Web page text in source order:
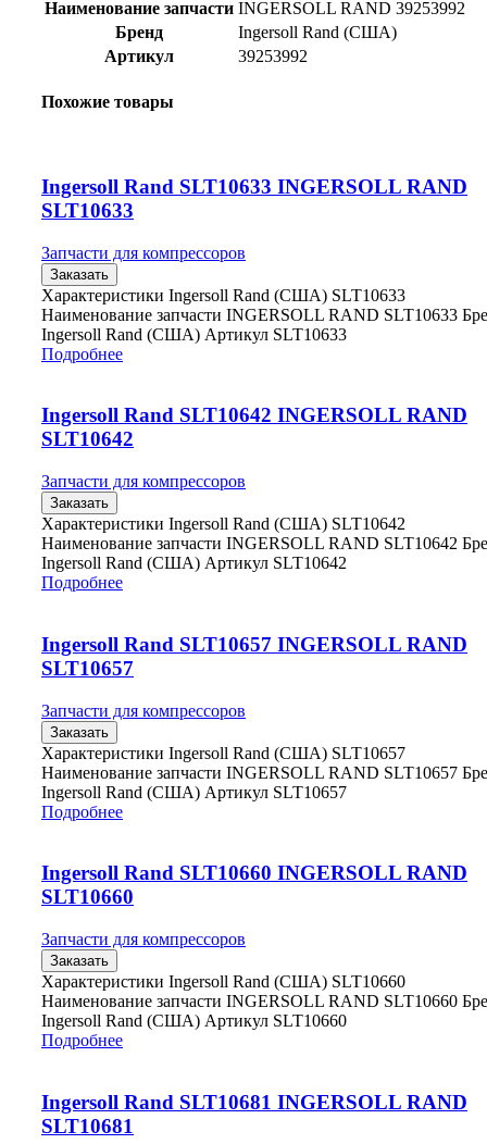
Наименование запчасти INGERSOLL RAND 39253992
Бренд
Ingersoll Rand (США)
Артикул
39253992
Похожие товары
Ingersoll Rand SLT10633 INGERSOLL RAND
SLT10633
Запчасти для компрессоров
Заказать
Характеристики Ingersoll Rand (США) SLT10633
Наименование запчасти INGERSOLL RAND SLT10633
Ingersoll Rand (США) Артикул SLT10633
Подробнее
Ingersoll Rand SLT10642 INGERSOLL RAND
SLT10642
Запчасти для компрессоров
Заказать
Характеристики Ingersoll Rand (США) SLT10642
Наименование запчасти INGERSOLL RAND SLT10642
Ingersoll Rand (США) Артикул SLT10642
Подробнее
Ingersoll Rand SLT10657 INGERSOLL RAND
SLT10657
Запчасти для компрессоров
Заказать
Характеристики Ingersoll Rand (США) SLT10657
Наименование запчасти INGERSOLL RAND SLT10657
Ingersoll Rand (США) Артикул SLT10657
Подробнее
Ingersoll Rand SLT10660 INGERSOLL RAND
SLT10660
Запчасти для компрессоров
Заказать
Характеристики Ingersoll Rand (США) SLT10660
Наименование запчасти INGERSOLL RAND SLT10660
Ingersoll Rand (США) Артикул SLT10660
Подробнее
Ingersoll Rand SLT10681 INGERSOLL RAND
SLT10681